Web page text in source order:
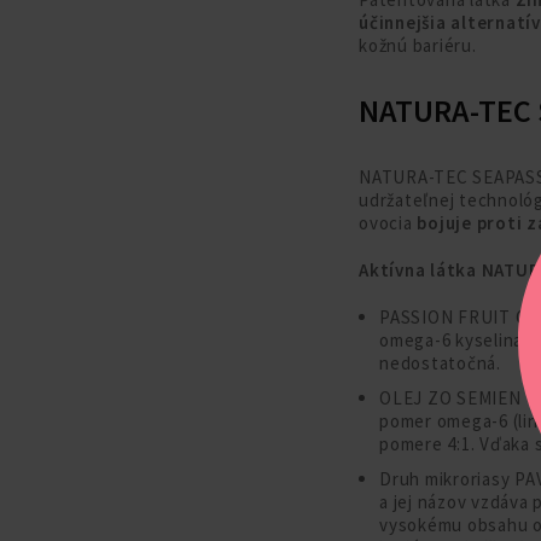
účinnejšia
kožnú bariéru.
NATURA-
NATURA-TEC
udržateľnej
ovocia bojuje proti
Aktívna látka
PASSION FRUIT
omega-6 kyselina
nedostatočná.
OLEJ ZO SEMIEN
pomer omega-6
pomere 4:1.
Druh mikroriasy
a jej názov vzdáva
vysokému obsahu